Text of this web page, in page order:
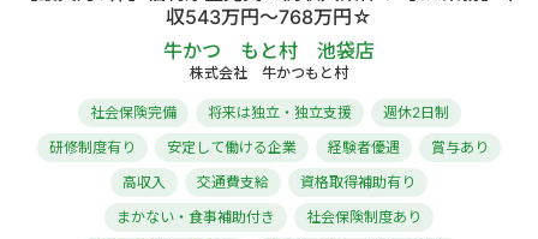
収543万円～768万円☆
牛かつ もと村 池袋店
株式会社 牛かつもと村
社会保険完備 将来は独立・独立支援
週休2日制
研修制度有り
安定して働ける企業 経験者優遇
賞与あり
高収入
交通費支給
資格取得補助有り
まかない・食事補助付き
社会保険制度あり